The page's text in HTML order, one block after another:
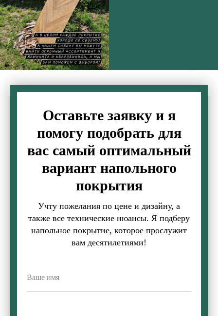
Оставьте заявку и я
помогу подобрать для
вас самый оптимальный
вариант напольного
покрытия
Учту пожелания по цене и дизайну, а
также все технические нюансы. Я подберу
напольное покрытие, которое прослужит
вам десятилетиями!